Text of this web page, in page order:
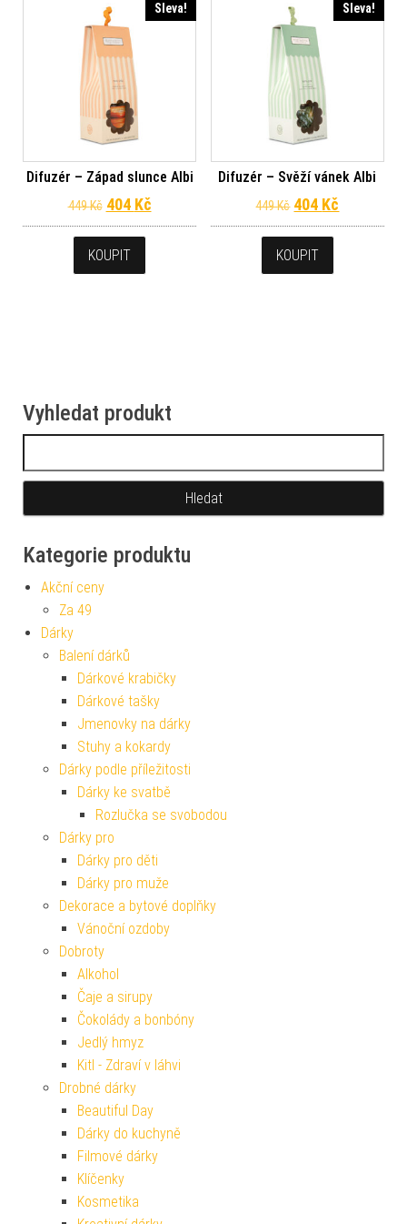
Sleva!
Difuzér – Západ slunce Albi
449Kč Původní cena byla: 449 Kč.
404 KčAktuální cena je: 404 Kč.
KOUPIT
Sleva!
Difuzér – Svěží vánek Albi
449Kč Původní cena
404 Kč
KOUPIT
Vyhledat produkt
Kategorie produktu
Akční ceny
Za 49
Dárky
Balení dárků
Dárkové krabičky
Dárkové tašky
Jmenovky na dárky
Stuhy a kokardy
Dárky podle příležitosti
Dárky ke svatbě
Rozlučka se svobodou
Dárky pro
Dárky pro děti
Dárky pro muže
Dekorace a bytové doplňky
Vánoční ozdoby
Dobroty
Alkohol
Čaje a sirupy
Čokolády a bonbóny
Jedlý hmyz
Kitl - Zdraví v láhvi
Drobné dárky
Beautiful Day
Dárky do kuchyně
Filmové dárky
Klíčenky
Kosmetika